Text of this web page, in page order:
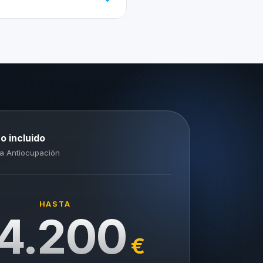
incluido
Antiocupación
HASTA
€